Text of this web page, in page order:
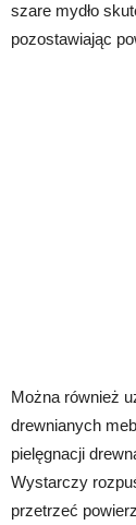
szare mydło
pozostawiając
Można również
drewnianych
pielęgnacji
Wystarczy
przetrzeć